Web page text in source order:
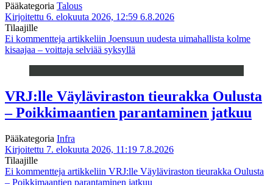
Pääkategoria Talous
Kirjoitettu 6. elokuuta 2026, 12:59 6.8.2026
Tilaajille
Ei kommentteja artikkeliin Joensuun uudesta uimahallista kolme
kisaajaa – voittaja selviää syksyllä
VRJ:lle Väyläviraston tieurakka Oulusta
– Poikkimaantien parantaminen jatkuu
Pääkategoria Infra
Kirjoitettu 7. elokuuta 2026, 11:19 7.8.2026
Tilaajille
Ei kommentteja artikkeliin VRJ:lle Väyläviraston tieurakka Oulusta
– Poikkimaantien parantaminen jatkuu